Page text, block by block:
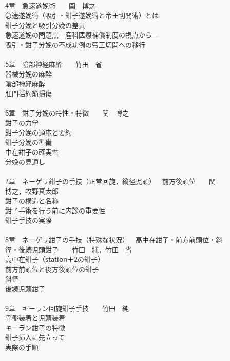
4章 急速遂娩術 関 博之
急速遂娩術（吸引・鉗子遂娩術と帝王切開術）とは
鉗子分娩と吸引分娩の差異
急速遂娩の問題点─産科医療補償制度の視点から─
吸引・鉗子分娩の不成功例の帝王切開への移行
5章 陰部神経麻酔 竹田 省
器械分娩の麻酔
陰部神経麻酔
肛門括約筋損傷
6章 鉗子分娩の特性・特徴 関 博之
鉗子の力学
鉗子分娩の適応と要約
鉗子分娩の準備
中在鉗子の確実性
分娩の見通し
7章 ネーゲリ鉗子の手技（正常回旋，縦径児頭） 前方後頭位 関
博之，牧野真太郎
鉗子の構造と名称
鉗子手術を行う前に内診の重要性─
鉗子手技の実際
8章 ネーゲリ鉗子の手技（特殊な状況） 高中在鉗子・前方前頭位・斜
径・後続児頭鉗子 竹田 純，竹田 省
高中在鉗子（station＋2の鉗子）
前方前頭位と後方後頭位の鉗子
斜径
後続児頭鉗子
9章 キーラン回旋鉗子手技 竹田 純
骨盤装着と児頭装着
キーラン鉗子の特徴
鉗子挿入に先立って
実際の手順